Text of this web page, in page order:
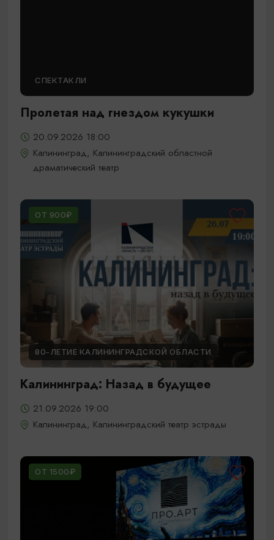
СПЕКТАКЛИ
Пролетая над гнездом кукушки
20.09.2026 18:00
Калининград, Калининградский областной
драматический театр
ОТ 900₽
80-ЛЕТИЕ КАЛИНИНГРАДСКОЙ ОБЛАСТИ
Калининград: Назад в будущее
21.09.2026 19:00
Калининград, Калининградский театр эстрады
ОТ 1500₽